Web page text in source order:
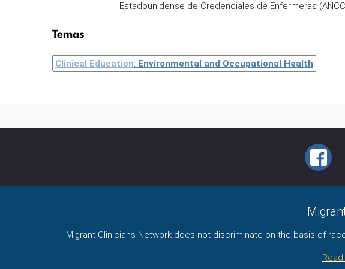
Estadounidense de Credenciales de Enfermeras
Temas
Clinical Education: Environmental and Occupational Health
Migrant Clinicians Network does not discriminate on the basis of